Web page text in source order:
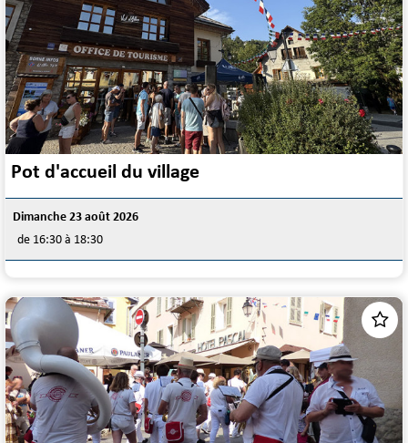
Pot d'accueil du village
Dimanche 23 août 2026
de 16:30 à 18:30